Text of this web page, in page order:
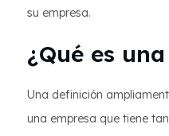
su empresa.
¿Qué es
Una definición
una empresa que tiene